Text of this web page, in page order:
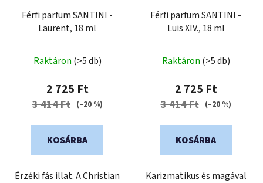
Férfi parfüm SANTINI -
Laurent, 18 ml
Raktáron (>5 db)
2 725 Ft
3 414 Ft (–20 %)
KOSÁRBA
Érzéki fás illat. A Christian
Férfi parfüm SANTINI -
Luis XIV., 18 ml
Raktáron (>5 db)
2 725 Ft
3 414 Ft (–20 %)
KOSÁRBA
Karizmatikus és magával